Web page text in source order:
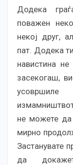
Додека
поважен
некој друг,
пат. Додека
навистина
засекогаш,
усовршиле
не можете да
мирно
Застанувате
да